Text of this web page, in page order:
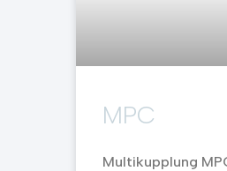
MPC
Multikupplung